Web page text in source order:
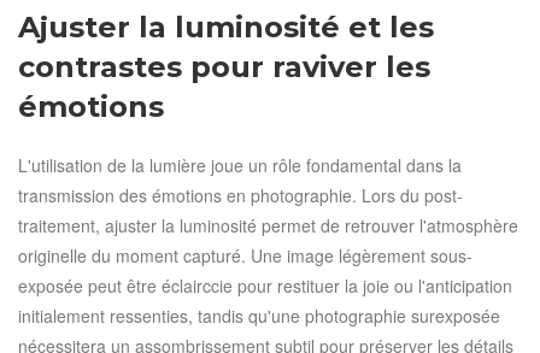
Ajuster la luminosité et les
contrastes pour raviver les
émotions
L'utilisation de la lumière joue un rôle fondamental dans la
transmission des émotions en photographie. Lors du post-
traitement, ajuster la luminosité permet de retrouver l'atmosphère
originelle du moment capturé. Une image légèrement sous-
exposée peut être éclairccie pour restituer la joie ou l'anticipation
initialement ressenties, tandis qu'une photographie surexposée
nécessitera un assombrissement subtil pour préserver les détails